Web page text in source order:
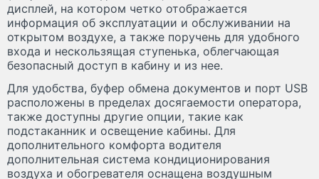
дисплей, на котором четко отображается
информация об эксплуатации и обслуживании на
открытом воздухе, а также поручень для удобного
входа и нескользящая ступенька, облегчающая
безопасный доступ в кабину и из нее.
Для удобства, буфер обмена документов и порт USB
расположены в пределах досягаемости оператора,
также доступны другие опции, такие как
подстаканник и освещение кабины. Для
дополнительного комфорта водителя
дополнительная система кондиционирования
воздуха и обогревателя оснащена воздушным